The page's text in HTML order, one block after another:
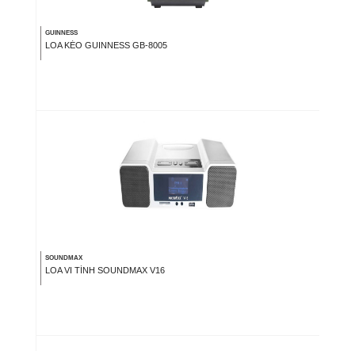
GUINNESS
LOA KÉO GUINNESS GB-8005
SOUNDMAX
LOA VI TÍNH SOUNDMAX V16